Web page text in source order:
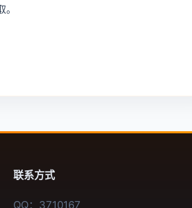
联系方式
QQ：3710167